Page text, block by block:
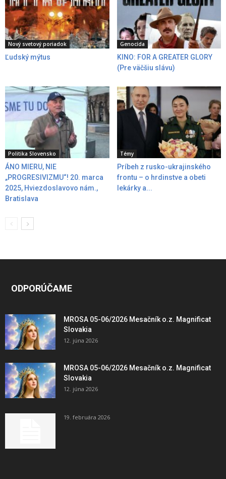
Nový svetový poriadok
Ľudský mýtus
Genocída
KINO: FOR A GREATER GLORY
(Pre väčšiu slávu)
Politika Slovensko
ÁNO MIERU, NIE
„PROGRESIVIZMU“! 20. marca
2025, Hviezdoslavovo nám.,
Bratislava
Témy
Príbeh z rusko-ukrajinského
frontu – o hrdinstve a obeti
lekárky a...
ODPORÚČAME
MROSA 05-06/2026 Mesačník o.z. Magnificat
Slovakia
12. júna 2026
MROSA 05-06/2026 Mesačník o.z. Magnificat
Slovakia
12. júna 2026
19. februára 2026